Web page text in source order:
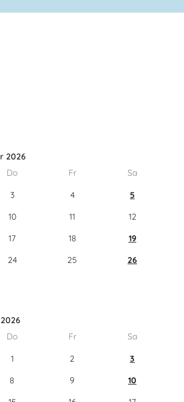
2026
Do Fr Sa
3 4 5
10 11 12
17 18 19
24 25 26
Do Fr Sa
1 2 3
8 9 10